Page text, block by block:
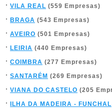
VILA REAL (559 Empresas)
BRAGA (543 Empresas)
AVEIRO (501 Empresas)
LEIRIA (440 Empresas)
COIMBRA (277 Empresas)
SANTARÉM (269 Empresas)
VIANA DO CASTELO (205
ILHA DA MADEIRA - FUNCHAL